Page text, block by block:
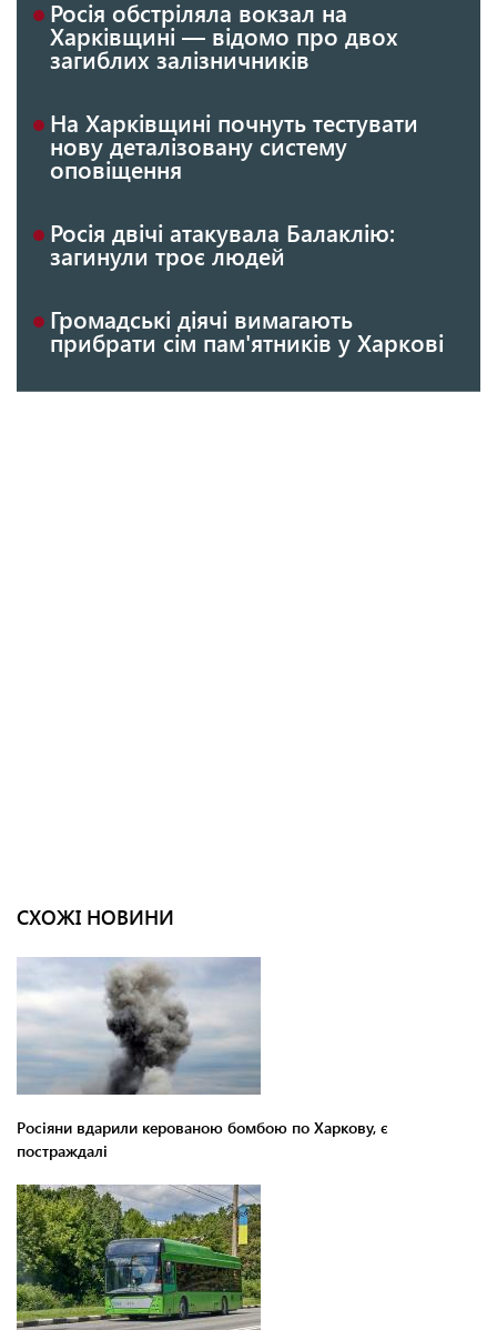
Росія обстріляла вокзал на
Харківщині — відомо про двох
загиблих залізничників
На Харківщині почнуть тестувати
нову деталізовану систему
оповіщення
Росія двічі атакувала Балаклію:
загинули троє людей
Громадські діячі вимагають
прибрати сім пам'ятників у Харкові
СХОЖІ НОВИНИ
Росіяни вдарили керованою бомбою по Харкову, є
постраждалі